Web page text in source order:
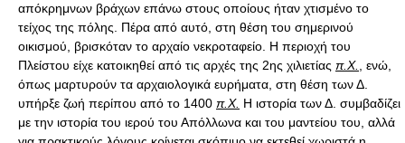
απόκρημνων βράχων επάνω στους οποίους ήταν χτισμένο το
τείχος της πόλης. Πέρα από αυτό, στη θέση του σημερινού
οικισμού, βρισκόταν το αρχαίο νεκροταφείο. Η περιοχή του
Πλείστου είχε κατοικηθεί από τις αρχές της 2ης χιλιετίας π.Χ.
, ενώ,
όπως μαρτυρούν τα αρχαιολογικά ευρήματα, στη θέση των Δ.
υπήρξε ζωή περίπου από το 1400 π.Χ. Η ιστορία των Δ. συμβαδίζει
με την ιστορία του ιερού του Απόλλωνα και του μαντείου του, αλλά